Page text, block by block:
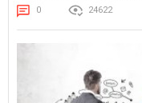
0 24622